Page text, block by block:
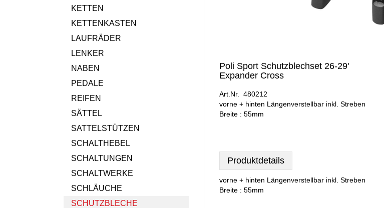
KETTEN
KETTENKASTEN
LAUFRÄDER
LENKER
NABEN
PEDALE
REIFEN
SÄTTEL
SATTELSTÜTZEN
SCHALTHEBEL
SCHALTUNGEN
SCHALTWERKE
SCHLÄUCHE
SCHUTZBLECHE
Poli Sport Schutzblechset 26-29'
Expander Cross
Art.Nr. 480212
vorne + hinten Längenverstellbar inkl. Streben
Breite : 55mm
Produktdetails
vorne + hinten Längenverstellbar inkl. Streben
Breite : 55mm